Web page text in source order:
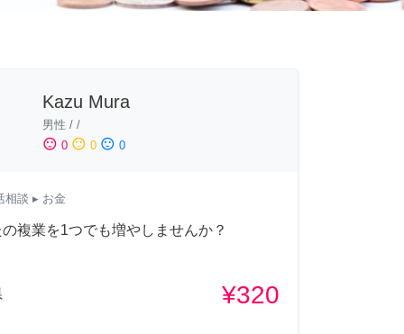
Kazu Mura
男性 / /
sentiment_satisfied 0 sentiment_neutral 0 sentiment_dissatisfied 0
相談 ▸ お金
複業を1つでも増やしませんか？
¥320